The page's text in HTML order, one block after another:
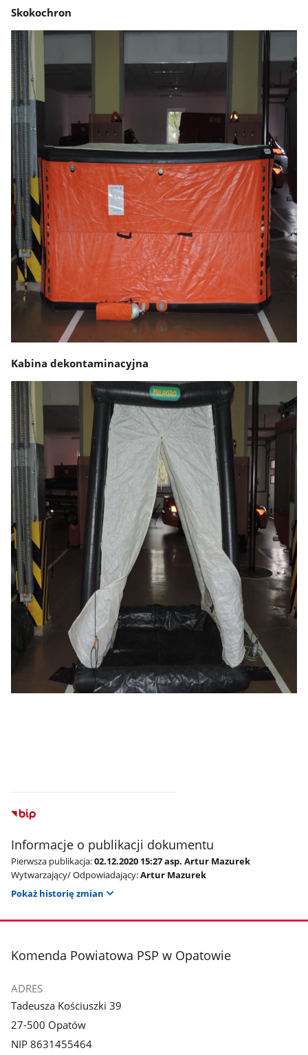
Skokochron
Kabina dekontaminacyjna
Informacje o publikacji dokumentu
Pierwsza publikacja:02.12.2020 15:27 asp. Artur Mazurek
Wytwarzający/ Odpowiadający:Artur Mazurek
Pokaż historię zmian
stopka
Komenda Powiatowa PSP w Opatowie
ADRES
Tadeusza Kościuszki 39
27-500 Opatów
NIP 8631455464